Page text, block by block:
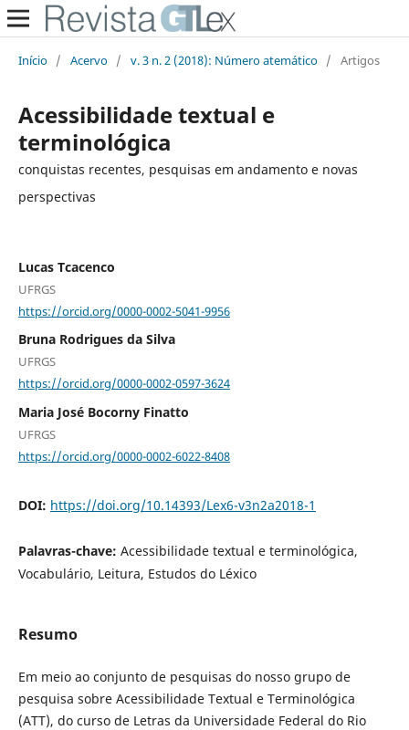
Início / Acervo / v. 3 n. 2 (2018): Número atemático / Artigos
Acessibilidade textual e
terminológica
conquistas recentes, pesquisas em andamento e novas
perspectivas
Lucas Tcacenco
UFRGS
https://orcid.org/0000-0002-5041-9956
Bruna Rodrigues da Silva
UFRGS
https://orcid.org/0000-0002-0597-3624
Maria José Bocorny Finatto
UFRGS
https://orcid.org/0000-0002-6022-8408
DOI: https://doi.org/10.14393/Lex6-v3n2a2018-1
Palavras-chave: Acessibilidade textual e terminológica,
Vocabulário, Leitura, Estudos do Léxico
Resumo
Em meio ao conjunto de pesquisas do nosso grupo de
pesquisa sobre Acessibilidade Textual e Terminológica
(ATT), do curso de Letras da Universidade Federal do Rio